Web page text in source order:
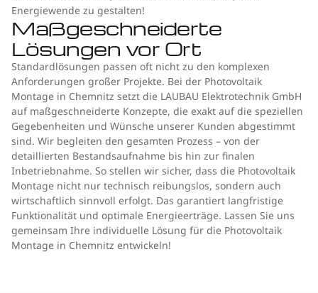
Energiewende zu gestalten!
Maßgeschneiderte
Lösungen vor Ort
Standardlösungen passen oft nicht zu den komplexen
Anforderungen großer Projekte. Bei der Photovoltaik
Montage in Chemnitz setzt die LAUBAU Elektrotechnik GmbH
auf maßgeschneiderte Konzepte, die exakt auf die speziellen
Gegebenheiten und Wünsche unserer Kunden abgestimmt
sind. Wir begleiten den gesamten Prozess – von der
detaillierten Bestandsaufnahme bis hin zur finalen
Inbetriebnahme. So stellen wir sicher, dass die Photovoltaik
Montage nicht nur technisch reibungslos, sondern auch
wirtschaftlich sinnvoll erfolgt. Das garantiert langfristige
Funktionalität und optimale Energieerträge. Lassen Sie uns
gemeinsam Ihre individuelle Lösung für die Photovoltaik
Montage in Chemnitz entwickeln!